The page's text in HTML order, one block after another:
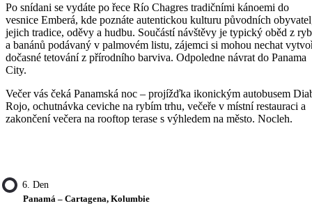
Po snídani se vydáte po řece Río Chagres tradičními kánoemi do
vesnice Emberá, kde poznáte autentickou kulturu původních
jejich tradice, oděvy a hudbu. Součástí návštěvy je typický oběd z
a banánů podávaný v palmovém listu, zájemci si mohou nechat
dočasné tetování z přírodního barviva. Odpoledne návrat do Panama
City.
Večer vás čeká Panamská noc – projížďka ikonickým autobusem
Rojo, ochutnávka ceviche na rybím trhu, večeře v místní restauraci a
zakončení večera na rooftop terase s výhledem na město. Nocleh.
6. Den
Panamá – Cartagena, Kolumbie